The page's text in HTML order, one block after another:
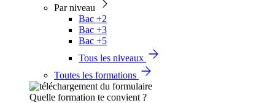
Par niveau
Bac +2
Bac +3
Bac +5
Tous les niveaux
Toutes les formations
Quelle formation te convient ?